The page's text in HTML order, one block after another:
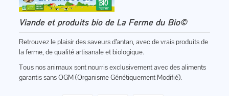
Viande et produits bio de La Ferme du Bio©
Retrouvez le plaisir des saveurs d’antan, avec de vrais produits de
la ferme, de qualité artisanale et biologique.
Tous nos animaux sont nourris exclusivement avec des aliments
garantis sans OGM (Organisme Génétiquement Modifié).